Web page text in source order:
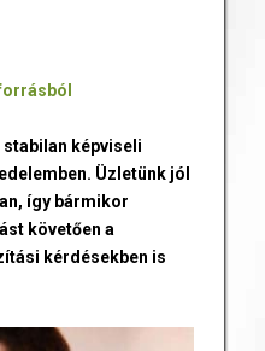
stabilan képviseli
Üzletünk jól
így bármikor
követően a
kérdésekben is